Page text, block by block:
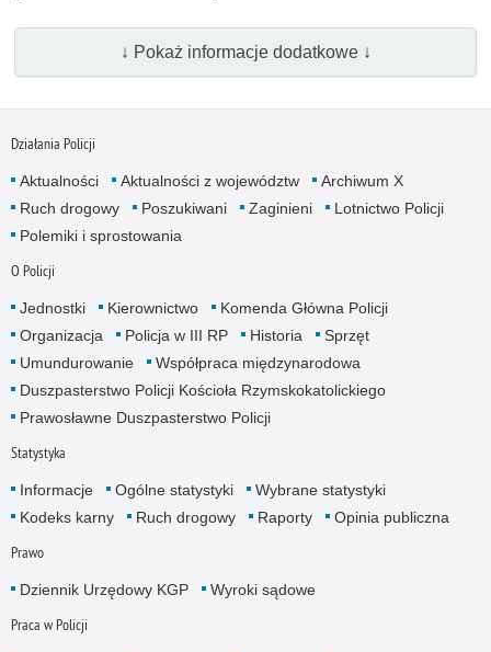
↓ Pokaż informacje dodatkowe ↓
Działania Policji
Aktualności Aktualności z województw
Archiwum X
Ruch drogowy
Poszukiwani Zaginieni
Lotnictwo Policji
Polemiki i sprostowania
O Policji
Jednostki Kierownictwo
Komenda Główna Policji
Organizacja
Policja w III RP Historia
Sprzęt
Umundurowanie
Współpraca międzynarodowa
Duszpasterstwo Policji Kościoła Rzymskokatolickiego
Prawosławne Duszpasterstwo Policji
Statystyka
Informacje Ogólne statystyki
Wybrane statystyki
Kodeks karny
Ruch drogowy Raporty Opinia publiczna
Prawo
Dziennik Urzędowy KGP Wyroki sądowe
Praca w Policji